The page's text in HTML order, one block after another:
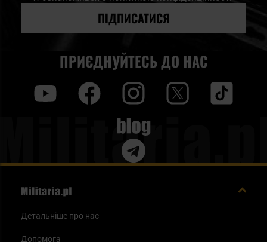
ПІДПИСАТИСЯ
ПРИЄДНУЙТЕСЬ ДО НАС
Blog
Детальніше про нас
Допомога